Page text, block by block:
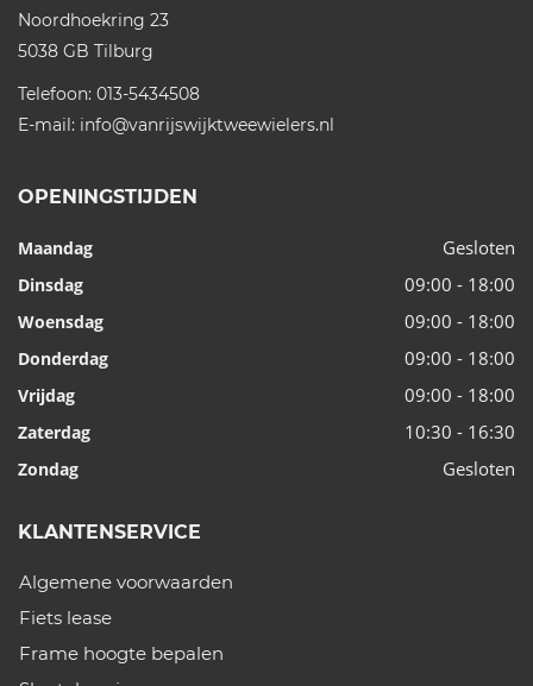
Noordhoekring 23
5038 GB Tilburg
Telefoon: 013-5434508
E-mail: info@vanrijswijktweewielers.nl
OPENINGSTIJDEN
Maandag Gesloten
Dinsdag 09:00 - 18:00
Woensdag 09:00 - 18:00
Donderdag 09:00 - 18:00
Vrijdag 09:00 - 18:00
Zaterdag 10:30 - 16:30
Zondag Gesloten
KLANTENSERVICE
Algemene voorwaarden
Fiets lease
Frame hoogte bepalen